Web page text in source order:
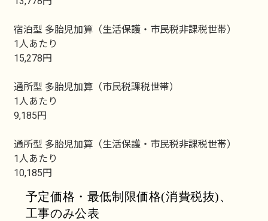
宿泊型 多胎児加算（生活保護・市民税非課税世帯）
1人あたり
15,278円
通所型 多胎児加算（市民税課税世帯）
1人あたり
9,185円
通所型 多胎児加算（生活保護・市民税非課税世帯）
1人あたり
10,185円
予定価格・最低制限価格(消費税抜)、
工事のみ公表